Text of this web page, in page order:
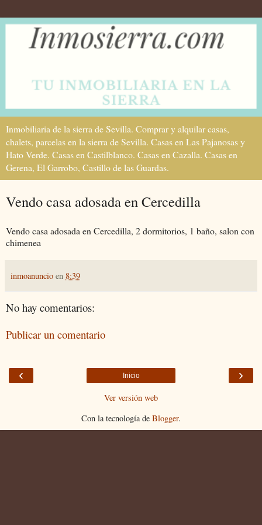
Inmobiliaria de la sierra de Sevilla. Comprar y alquilar casas,
chalets, parcelas en la sierra de Sevilla. Casas en Las Pajanosas y
Hato Verde. Casas en Castilblanco. Casas en Cazalla. Casas en
Gerena, El Garrobo, Castillo de las Guardas.
Vendo casa adosada en Cercedilla
Vendo casa adosada en Cercedilla, 2 dormitorios, 1 baño, salon con
chimenea
inmoanuncio en 8:39
No hay comentarios:
Publicar un comentario
‹ ›
Inicio
Ver versión web
Con la tecnología de Blogger.